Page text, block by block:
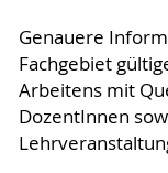
Genauere
Fachgebiet
Arbeitens mit
DozentInnen